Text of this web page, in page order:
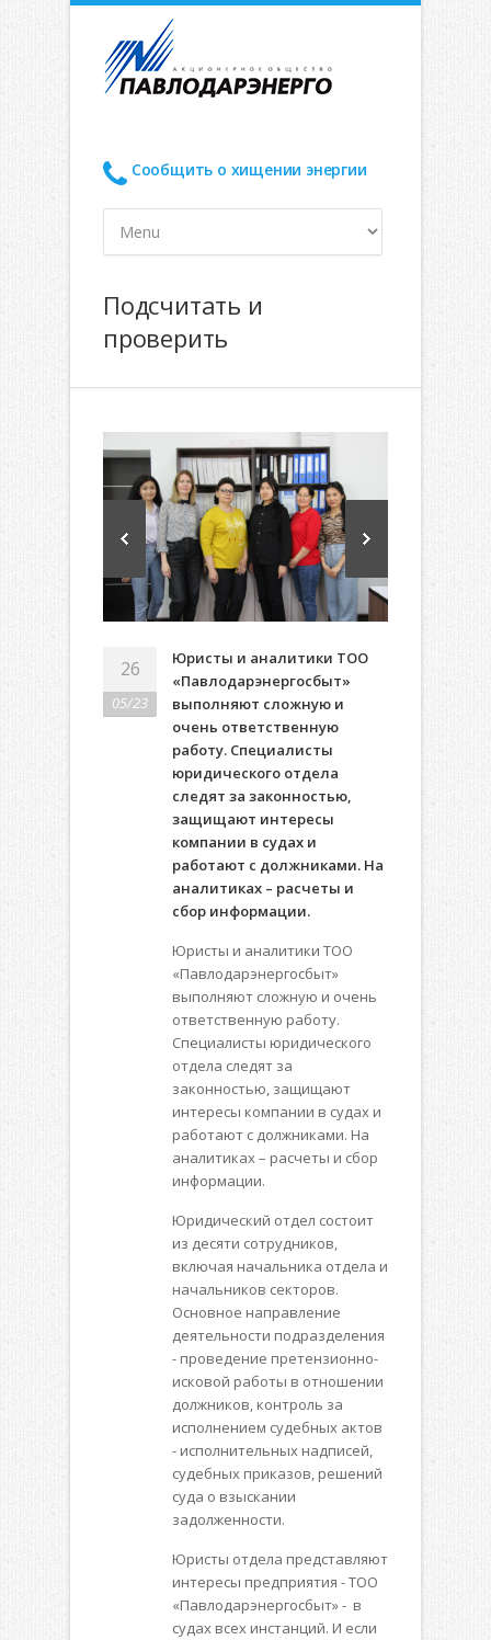
Сообщить о хищении энергии
Подсчитать и
проверить
26
05/23
Юристы и аналитики ТОО
«Павлодарэнергосбыт»
выполняют сложную и
очень ответственную
работу. Специалисты
юридического отдела
следят за законностью,
защищают интересы
компании в судах и
работают с должниками. На
аналитиках – расчеты и
сбор информации.
Юристы и аналитики ТОО
«Павлодарэнергосбыт»
выполняют сложную и очень
ответственную работу.
Специалисты юридического
отдела следят за
законностью, защищают
интересы компании в судах и
работают с должниками. На
аналитиках – расчеты и сбор
информации.
Юридический отдел состоит
из десяти сотрудников,
включая начальника отдела и
начальников секторов.
Основное направление
деятельности подразделения
- проведение претензионно-
исковой работы в отношении
должников, контроль за
исполнением судебных актов
- исполнительных надписей,
судебных приказов, решений
суда о взыскании
задолженности.
Юристы отдела представляют
интересы предприятия - ТОО
«Павлодарэнергосбыт» - в
судах всех инстанций. И если